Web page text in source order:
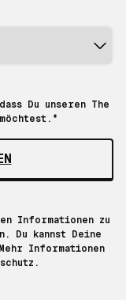
Du unseren The
Informationen zu
Du kannst Deine
Informationen